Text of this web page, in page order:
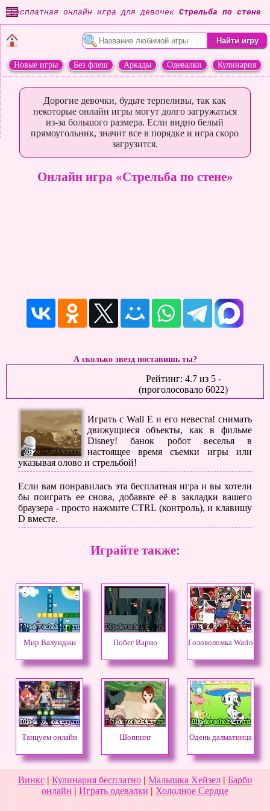
Бесплатная онлайн игра для девочек Стрельба по стене
Новые игры Без флеш Аркады Одевалки
Кулинария
Дорогие девочки, будьте терпеливы, так как
некоторые онлайн игры могут долго загружаться
из-за большого размера. Если видно белый
прямоугольник, значит все в порядке и игра скоро
загрузится.
Онлайн игра «Стрельба по стене»
А сколько звезд поставишь ты?
Рейтинг: 4.7из 5-
(проголосовало 6022)
Играть с Wall E и его невеста! снимать
движущиеся объекты, как в фильме
Disney! банок робот веселья в
настоящее время съемки игры или
указывая олово и стрельбой!
Если вам понравилась эта бесплатная игра и вы хотели
бы поиграть ее снова, добавьте её в закладки вашего
браузера - просто нажмите CTRL (контроль), и клавишу
D вместе.
Играйте также:
Мир Валуиджи Побег Варио Головоломка Wario
Танцуем онлайн Шоппинг Одень далматинца
Винкс| Кулинария бесплатно| Малышка Хейзел| Барби
онлайн | Играть одевалки | Холодное Сердце